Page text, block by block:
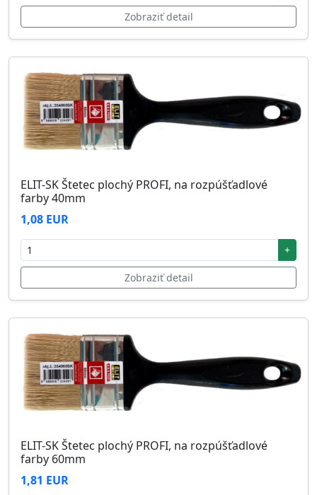
Zobraziť detail
ELIT-SK Štetec plochý PROFI, na rozpúšťadlové
farby 40mm
1,08 EUR
+
Zobraziť detail
ELIT-SK Štetec plochý PROFI, na rozpúšťadlové
farby 60mm
1,81 EUR